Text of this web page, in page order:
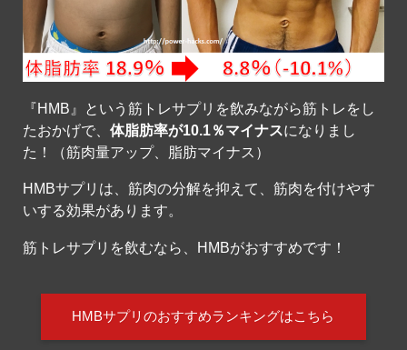
『HMB』という筋トレサプリを飲みながら筋トレをし
たおかげで、 体脂肪率が10.1％マイナスになりまし
た！（筋肉量アップ、脂肪マイナス）
HMBサプリは、筋肉の分解を抑えて、筋肉を付けやす
いする効果があります。
筋トレサプリを飲むなら、HMBがおすすめです！
HMBサプリのおすすめランキングはこちら